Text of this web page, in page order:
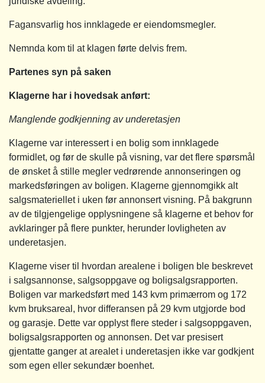
Fagansvarlig hos innklagede er eiendomsmegler.
Nemnda kom til at klagen førte delvis frem.
Partenes syn på saken
Klagerne har i hovedsak anført:
Manglende godkjenning av underetasjen
Klagerne var interessert i en bolig som innklagede
formidlet, og før de skulle på visning, var det flere spørsmål
de ønsket å stille megler vedrørende annonseringen og
markedsføringen av boligen. Klagerne gjennomgikk alt
salgsmateriellet i uken før annonsert visning. På bakgrunn
av de tilgjengelige opplysningene så klagerne et behov for
avklaringer på flere punkter, herunder lovligheten av
underetasjen.
Klagerne viser til hvordan arealene i boligen ble beskrevet
i salgsannonse, salgsoppgave og boligsalgsrapporten.
Boligen var markedsført med 143 kvm primærrom og 172
kvm bruksareal, hvor differansen på 29 kvm utgjorde bod
og garasje. Dette var opplyst flere steder i salgsoppgaven,
boligsalgsrapporten og annonsen. Det var presisert
gjentatte ganger at arealet i underetasjen ikke var godkjent
som egen eller sekundær boenhet.